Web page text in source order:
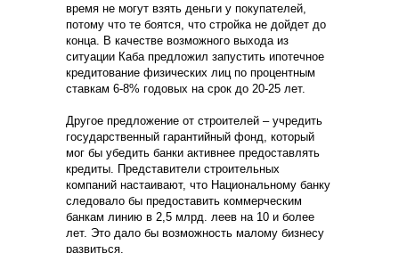
время не могут взять деньги у покупателей,
потому что те боятся, что стройка не дойдет до
конца. В качестве возможного выхода из
ситуации Каба предложил запустить ипотечное
кредитование физических лиц по процентным
ставкам 6-8% годовых на срок до 20-25 лет.
Другое предложение от строителей – учредить
государственный гарантийный фонд, который
мог бы убедить банки активнее предоставлять
кредиты. Представители строительных
компаний настаивают, что Национальному банку
следовало бы предоставить коммерческим
банкам линию в 2,5 млрд. леев на 10 и более
лет. Это дало бы возможность малому бизнесу
развиться.